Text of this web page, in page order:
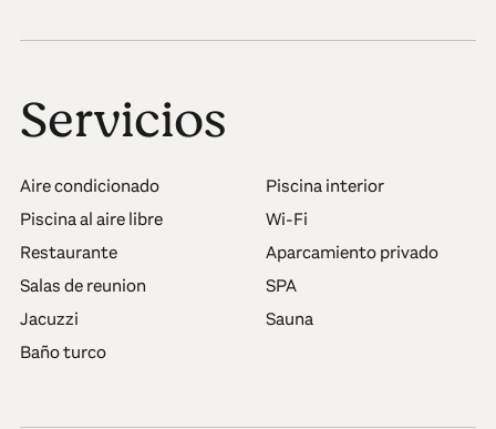
Servicios
Aire condicionado
Piscina interior
Piscina al aire libre
Wi-Fi
Restaurante
Aparcamiento privado
Salas de reunion
SPA
Jacuzzi
Sauna
Baño turco